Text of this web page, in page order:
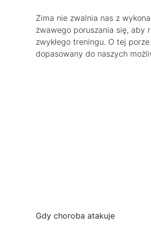
Zima nie zwalnia nas z
żwawego poruszania się, aby
zwykłego treningu. O tej
dopasowany do naszych
Gdy choroba atakuje